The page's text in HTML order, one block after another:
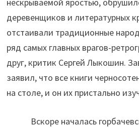
деревенщиков и литературных
отстаивали традиционные
ряд самых главных врагов-
друг, критик Сергей Лыкошин.
заявил, что все книги
на столе, и он их пристально
Вскоре началась